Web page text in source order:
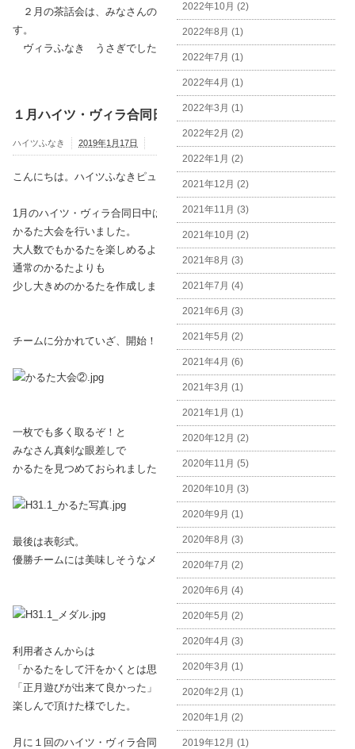
２月の茶話会は、みなさんの意見も取り入れつつ考えたいと思いま
す。
ヴィラふなき うさぎでした(^_^メ)
１月ハイツ・ヴィラ合同日中
ハイツふなき 2019年1月17日
こんにちは。ハイツふなきピュレです。
1月のハイツ・ヴィラ合同日中は
かるた大会を行いました。
大人数でもかるたを楽しめるように
通常のかるたよりも
少し大きめのかるたを作成しました。
チームに分かれていざ、開始！
一枚でも多く取るぞ！と
みなさん真剣な眼差しで
かるたを見つめておられました。
最後は表彰式。
優勝チームには美味しそうなメダルが授与されました!(^^)!
利用者さんからは
「かるたをして汗をかくとは思わなかった」
「正月遊びが出来て良かった」との感想があり
楽しんで頂けた様でした。
月に１回のハイツ・ヴィラ合同日中ですが
2022年10月 (2)
2022年8月 (1)
2022年7月 (1)
2022年4月 (1)
2022年3月 (1)
2022年2月 (2)
2022年1月 (2)
2021年12月 (2)
2021年11月 (3)
2021年10月 (2)
2021年8月 (3)
2021年7月 (4)
2021年6月 (3)
2021年5月 (2)
2021年4月 (6)
2021年3月 (1)
2021年1月 (1)
2020年12月 (2)
2020年11月 (5)
2020年10月 (3)
2020年9月 (1)
2020年8月 (3)
2020年7月 (2)
2020年6月 (4)
2020年5月 (2)
2020年4月 (3)
2020年3月 (1)
2020年2月 (1)
2020年1月 (2)
2019年12月 (1)